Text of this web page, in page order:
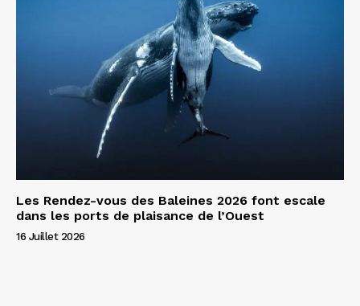
Les Rendez-vous des Baleines 2026 font escale
dans les ports de plaisance de l’Ouest
16 Juillet 2026